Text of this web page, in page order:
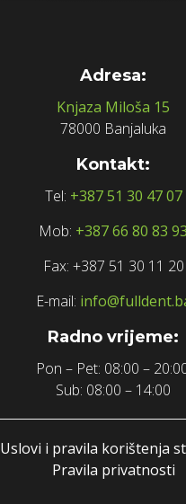
Adresa:
Knjaza Miloša 15
78000 Banjaluka
Kontakt:
Tel: +387 51 30 47 07
Mob: +387 66 80 83 93
Fax: +387 51 30 11 20
E-mail:
Radno vrijeme:
Pon – Pet: 08:00 –
Sub: 08:00 – 14:00
Uslovi i pravila korištenja
Pravila privatnosti